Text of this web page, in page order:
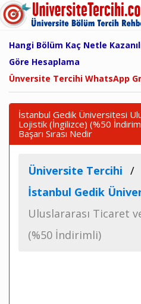
Hangi Bölüm Kaç Netle
Göre Hesaplama
Ünversite Tercihi WhatsApp
İstanbul Gedik Üniversitesi
Lojistik (İngilizce) (%50
Başarı Sırası Nedir
Üniversite Tercihi
İstanbul Gedik
Uluslararası Ticaret
(%50 İndirimli)